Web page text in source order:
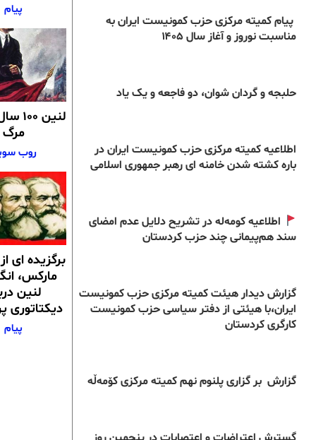
پیام کمیته مرکزی حزب کمونیست ایران به
مناسبت نوروز و آغاز سال ۱۴۰۵
حلبجه و گردان شوان، دو فاجعه و یک یاد
اطلاعیه کمیته مرکزی حزب کمونیست ایران در
باره کشته شدن خامنه ای رهبر جمهوری اسلامی
اطلاعیه کومه‌له در تشریح دلایل عدم امضای
سند هم‌پیمانی چند حزب کردستان
گزارش دیدار هیئت کمیته مرکزی حزب کمونیست
ایران،با هیئتی از دفتر سیاسی حزب کمونیست
کارگری کردستان
گزارش بر گزاری پلنوم نهم کمیته مرکزی کۆمەڵە
پیام
لنین
مرگ
روب
برگزیده ای
مارکس،
لنین
دیکتاتوری
پیام
آگوست 7, 2026 آگوست 7, 2026